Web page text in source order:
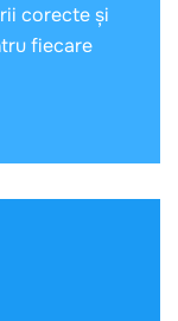
corecte și
fiecare